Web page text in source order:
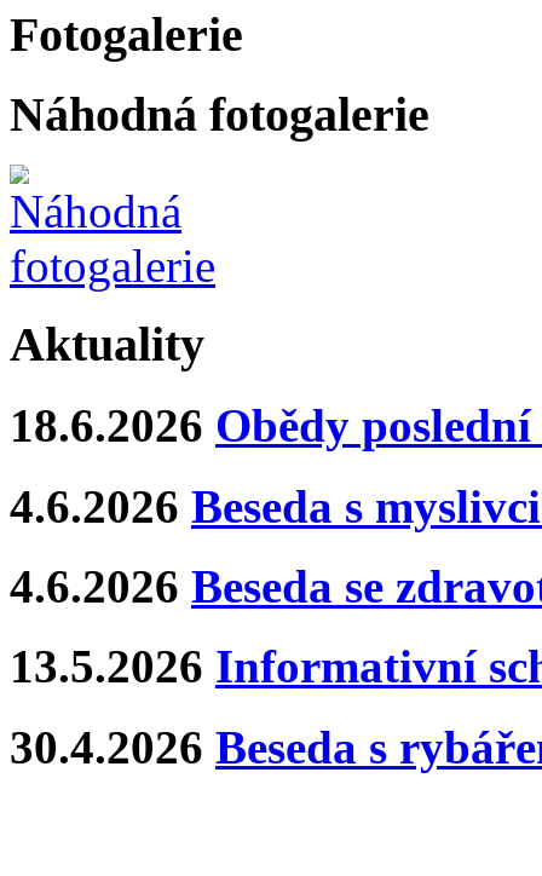
Fotogalerie
Náhodná fotogalerie
Aktuality
18.6.2026 Obědy
4.6.2026 Beseda s
4.6.2026 Beseda se
13.5.2026 Informativní
30.4.2026 Beseda s